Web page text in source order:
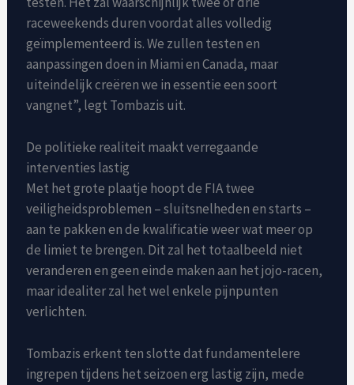
raceweekends duren voordat alles volledig
geïmplementeerd is. We zullen testen en
aanpassingen doen in Miami en Canada, maar
uiteindelijk creëren we in essentie een soort
vangnet”, legt Tombazis uit.
De politieke realiteit maakt verregaande
interventies lastig
Met het grote plaatje hoopt de FIA ​​twee
veiligheidsproblemen – sluitsnelheden en starts –
aan te pakken en de kwalificatie weer wat meer op
de limiet te brengen. Dit zal het totaalbeeld niet
veranderen en geen einde maken aan het jojo-racen,
maar idealiter zal het wel enkele pijnpunten
verlichten.
Tombazis erkent ten slotte dat fundamentelere
ingrepen tijdens het seizoen erg lastig zijn, mede